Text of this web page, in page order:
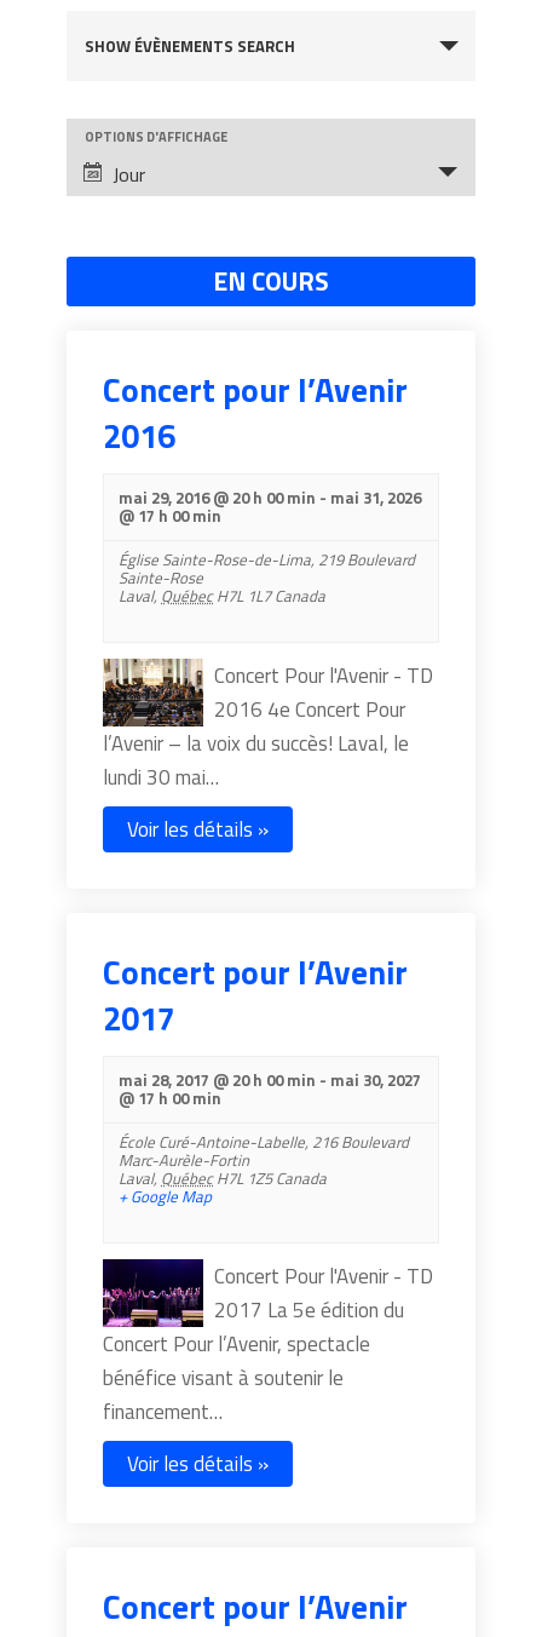
Évènements
and
Views
Navigation
SHOW ÉVÈNEMENTS SEARCH
Évènement
Views
OPTIONS D'AFFICHAGE
Jour
EN COURS
Concert pour l’Avenir
2016
mai 29, 2016 @ 20 h 00 min - mai 31, 2026
@ 17 h 00 min
Église Sainte-Rose-de-Lima, 219 Boulevard
Sainte-Rose
Laval, Québec H7L 1L7 Canada
Concert Pour l'Avenir - TD
2016 4e Concert Pour
l’Avenir – la voix du succès! Laval, le
lundi 30 mai…
Voir les détails »
Concert pour l’Avenir
2017
mai 28, 2017 @ 20 h 00 min - mai 30, 2027
@ 17 h 00 min
École Curé-Antoine-Labelle, 216 Boulevard
Marc-Aurèle-Fortin
Laval, Québec H7L 1Z5 Canada
+ Google Map
Concert Pour l'Avenir - TD
2017 ​La 5e édition du
Concert Pour l’Avenir, spectacle
bénéfice visant à soutenir le
financement…
Voir les détails »
Concert pour l’Avenir